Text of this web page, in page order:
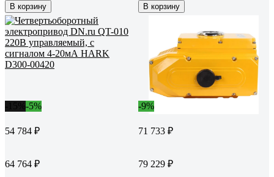
В корзину В корзину
-5%
54 784 ₽
64 764 ₽
-9%
71 733 ₽
79 229 ₽